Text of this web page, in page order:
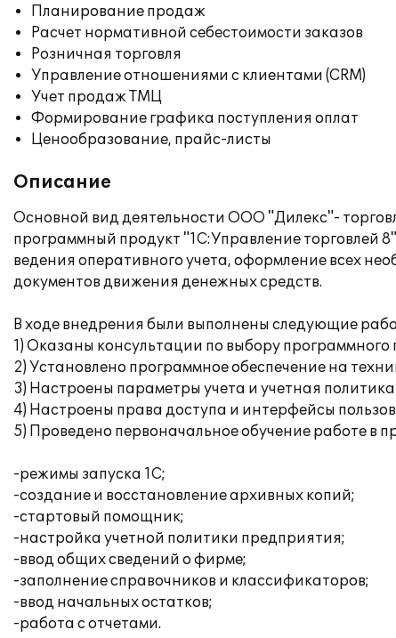
Планирование продаж
Расчет нормативной себестоимости заказов
Розничная торговля
Управление отношениями с клиентами (CRM)
Учет продаж ТМЦ
Формирование графика поступления оплат
Ценообразование, прайс-листы
Описание
Основной вид деятельности ООО "Дилекс"-
программный продукт "1С:Управление торговлей
ведения оперативного учета, оформление всех
документов движения денежных средств.
В ходе внедрения были выполнены следующие
1) Оказаны консультации по выбору
2) Установлено программное обеспечение на
3) Настроены параметры учета и учетная
4) Настроены права доступа и интерфейсы
5) Проведено первоначальное обучение работе в
-режимы запуска 1С;
-создание и восстановление архивных копий;
-стартовый помощник;
-настройка учетной политики предприятия;
-ввод общих сведений о фирме;
-заполнение справочников и классификаторов;
-ввод начальных остатков;
-работа с отчетами.